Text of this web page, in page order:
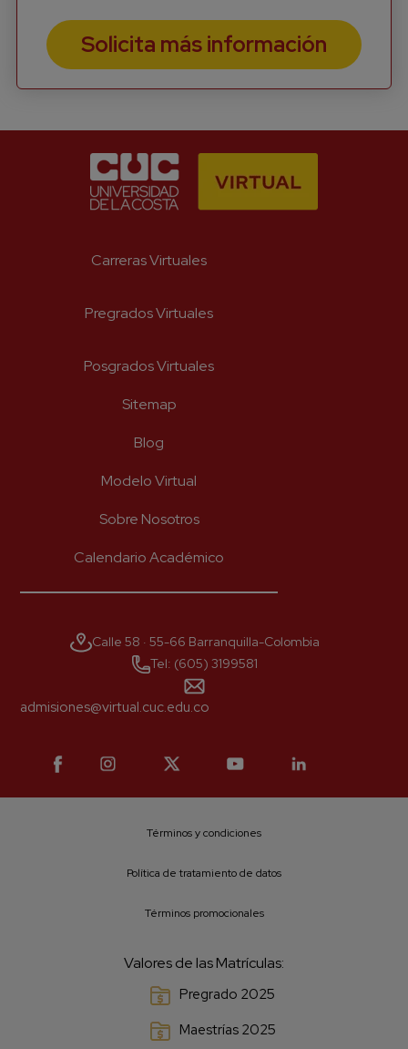
Suscríbete a nuestro
Newsletter
Nombre *
Correo *
Número celular *
Enviar
Solicita más información
Carreras Virtuales
Pregrados Virtuales
Posgrados Virtuales
Sitemap
Blog
Modelo Virtual
Sobre Nosotros
Calendario Académico
Calle 58 · 55-66 Barranquilla-Colombia
Tel: (605) 3199581
admisiones@virtual.cuc.edu.co
Términos y condiciones
Política de tratamiento de datos
Términos promocionales
Valores de las Matrículas:
Pregrado 2025
Maestrías 2025